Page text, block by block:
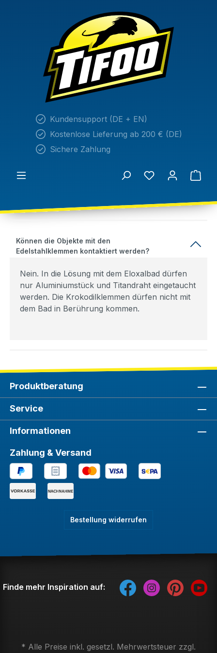
Kundensupport (DE + EN)
Kostenlose Lieferung ab 200 € (DE)
Sichere Zahlung
Können die Objekte mit den
Edelstahlklemmen kontaktiert werden?
Nein. In die Lösung mit dem Eloxalbad dürfen
nur Aluminiumstück und Titandraht eingetaucht
werden. Die Krokodilklemmen dürfen nicht mit
dem Bad in Berührung kommen.
Produktberatung
Service
Informationen
Zahlung & Versand
Bestellung widerrufen
Finde mehr Inspiration auf:
* Alle Preise inkl. gesetzl. Mehrwertsteuer zzgl.